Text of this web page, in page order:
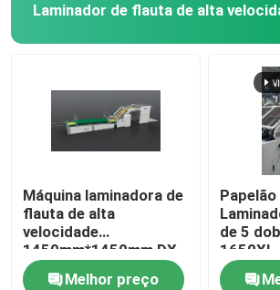
Máquina Laminadora de Filme
Máquina de Laminação Litho
laminação da flauta que cola a
Máquina Laminadora de Filme com
Máquina laminadora de filme com
Laminador de flauta de alta
Máquina laminadora de
flauta de alta
velocidade
1450mm*1450mm DX-
1450
Melhor preço
de 5
1650XL